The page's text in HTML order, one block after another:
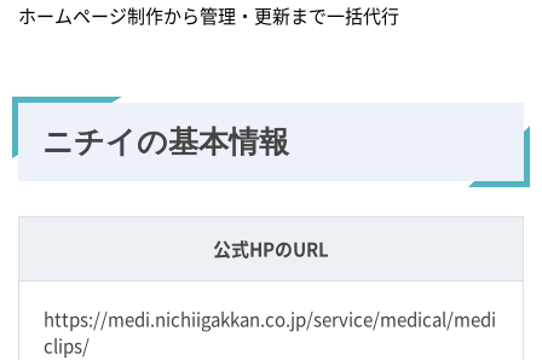
ホームページ制作から管理・更新まで一括代行
ニチイの基本情報
公式HPのURL
https://medi.nichiigakkan.co.jp/service/medical/medi
clips/